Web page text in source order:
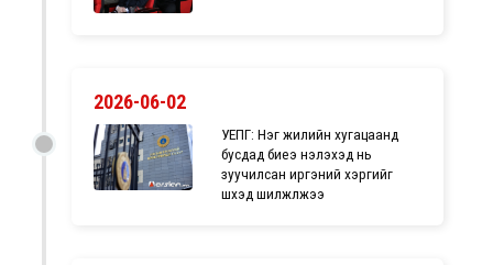
2026-06-02
УЕПГ: Нэг жилийн хугацаанд
бусдад биеэ үнэлэхэд нь
зуучилсан иргэний хэргийг
шүүхэд шилжүүлжээ